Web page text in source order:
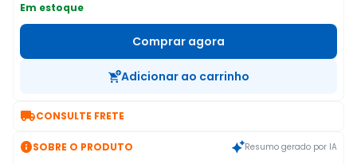
Em estoque
Comprar agora
Adicionar ao carrinho
CONSULTE FRETE
SOBRE O PRODUTO Resumo gerado por IA